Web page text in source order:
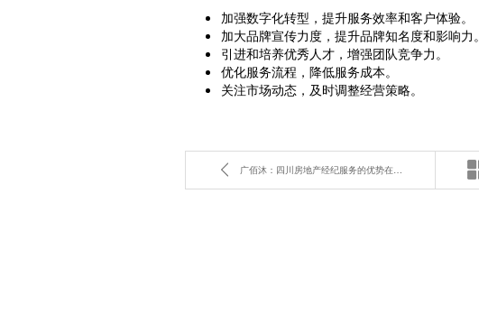
加强数字化转型，提升服务效率和客户体验。
加大品牌宣传力度，提升品牌知名度和影响力。
引进和培养优秀人才，增强团队竞争力。
优化服务流程，降低服务成本。
关注市场动态，及时调整经营策略。
广佰沐：四川房地产经纪服务的优势在哪里？